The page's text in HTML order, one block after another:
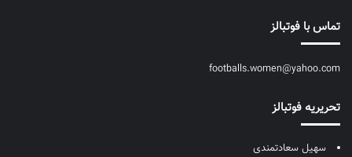
تماس با فوتبالز
footballs.women@yahoo.com
تحریریه فوتبالز
سهیل سعادتمندی